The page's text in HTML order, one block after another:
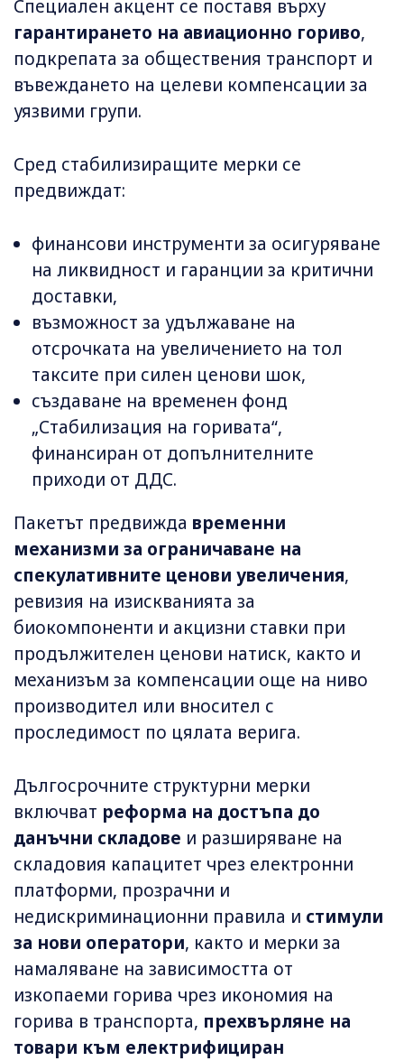
Специален акцент се поставя върху
гарантирането на авиационно гориво,
подкрепата за обществения транспорт и
въвеждането на целеви компенсации за
уязвими групи.
Сред стабилизиращите мерки се
предвиждат:
финансови инструменти за осигуряване
на ликвидност и гаранции за критични
доставки,
възможност за удължаване на
отсрочката на увеличението на тол
таксите при силен ценови шок,
създаване на временен фонд
„Стабилизация на горивата“,
финансиран от допълнителните
приходи от ДДС.
Пакетът предвижда временни
механизми за ограничаване на
спекулативните ценови увеличения,
ревизия на изискванията за
биокомпоненти и акцизни ставки при
продължителен ценови натиск, както и
механизъм за компенсации още на ниво
производител или вносител с
проследимост по цялата верига.
Дългосрочните структурни мерки
включват реформа на достъпа до
данъчни складове и разширяване на
складовия капацитет чрез електронни
платформи, прозрачни и
недискриминационни правила и стимули
за нови оператори, както и мерки за
намаляване на зависимостта от
изкопаеми горива чрез икономия на
горива в транспорта, прехвърляне на
товари към електрифициран